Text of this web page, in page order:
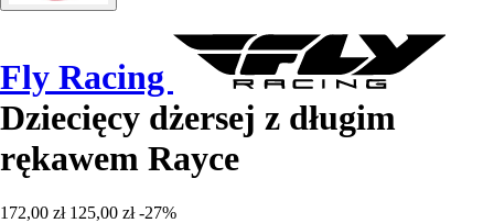
Fly Racing
Dziecięcy dżersej z długim
rękawem Rayce
172,00 zł 125,00 zł -27%